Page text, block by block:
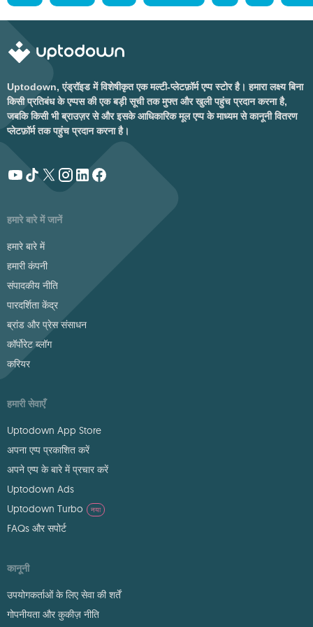
Uptodown, एंड्रॉइड में विशेषीकृत एक मल्टी-प्लेटफ़ॉर्म एप्प स्टोर है। हमारा लक्ष्य बिना
किसी प्रतिबंध के एप्पस की एक बड़ी सूची तक मुफ्त और खुली पहुंच प्रदान करना है,
जबकि किसी भी ब्राउज़र से और इसके आधिकारिक मूल एप्प के माध्यम से कानूनी वितरण
प्लेटफ़ॉर्म तक पहुंच प्रदान करना है।
हमारे बारे में जानें
हमारे बारे में
हमारी कंपनी
संपादकीय नीति
पारदर्शिता केंद्र
ब्रांड और प्रेस संसाधन
कॉर्पोरेट ब्लॉग
करियर
हमारी सेवाएँ
Uptodown App Store
अपना एप्प प्रकाशित करें
अपने एप्प के बारे में प्रचार करें
Uptodown Ads
Uptodown Turbo
नया
FAQs और सपोर्ट
कानूनी
उपयोगकर्ताओं के लिए सेवा की शर्तें
गोपनीयता और कुकीज़ नीति